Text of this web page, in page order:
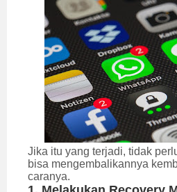
Jika itu yang terjadi, tidak
bisa mengembalikannya
caranya.